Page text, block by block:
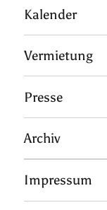
Kalender
Vermietung
Presse
Archiv
Impressum